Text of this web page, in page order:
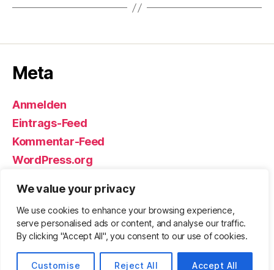
We value your privacy
We use cookies to enhance your browsing experience,
serve personalised ads or content, and analyse our traffic.
By clicking "Accept All", you consent to our use of cookies.
Customise Reject All Accept All
Meta
Anmelden
Eintrags-Feed
Kommentar-Feed
WordPress.org
© 2026Björn Eickhoff – Der Blog
rund um Messer, Equipment und ums
Überleben
Datenschutz
Nach oben